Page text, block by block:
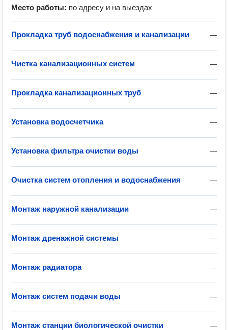
Место работы: по адресу и на выездах
—
Прокладка труб водоснабжения и канализации
—
Чистка канализационных систем
—
Прокладка канализационных труб
—
Установка водосчетчика
—
Установка фильтра очистки воды
—
Очистка систем отопления и водоснабжения
—
Монтаж наружной канализации
—
Монтаж дренажной системы
—
Монтаж радиатора
—
Монтаж систем подачи воды
—
Монтаж станции биологической очистки